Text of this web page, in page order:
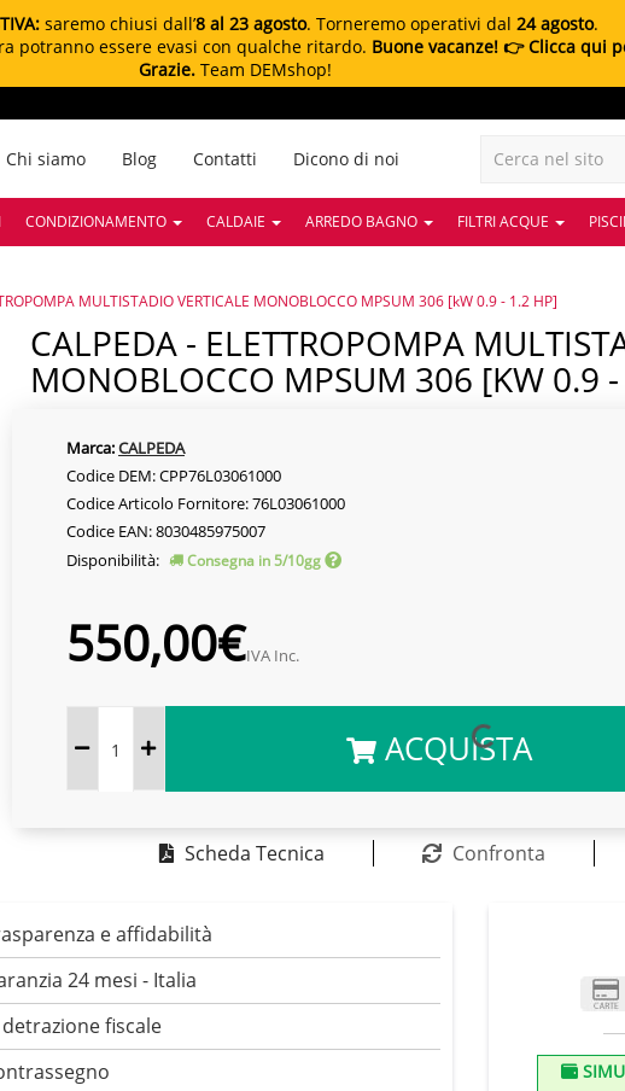
saremo chiusi dall’8 al 23 agosto. Torneremo operativi dal 24 agosto.
potranno essere evasi con qualche ritardo. Buone vacanze! 👉 Clicca qui
Grazie. Team DEMshop!
Chi siamo Blog Contatti Dicono di noi
CONDIZIONAMENTO CALDAIE ARREDO BAGNO FILTRI ACQUE
MULTISTADIO VERTICALE MONOBLOCCO MPSUM 306 [kW 0.9 - 1.2 HP]
CALPEDA - ELETTROPOMPA MULTISTADIO VERTICALE
MONOBLOCCO MPSUM 306 [kW 0.9
Marca:CALPEDA
Codice DEM: CPP76L03061000
Codice Articolo Fornitore: 76L03061000
Codice EAN: 8030485975007
Disponibilità:
Consegna in 5/10gg
550,00€IVA Inc.
ACQUISTA
Scheda Tecnica Confronta
e affidabilità
24 mesi - Italia
detrazione fiscale